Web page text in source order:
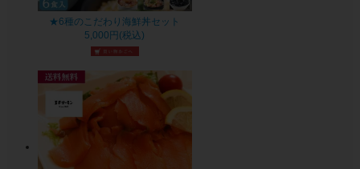
★6種のこだわり海鮮丼セット
5,000円(税込)